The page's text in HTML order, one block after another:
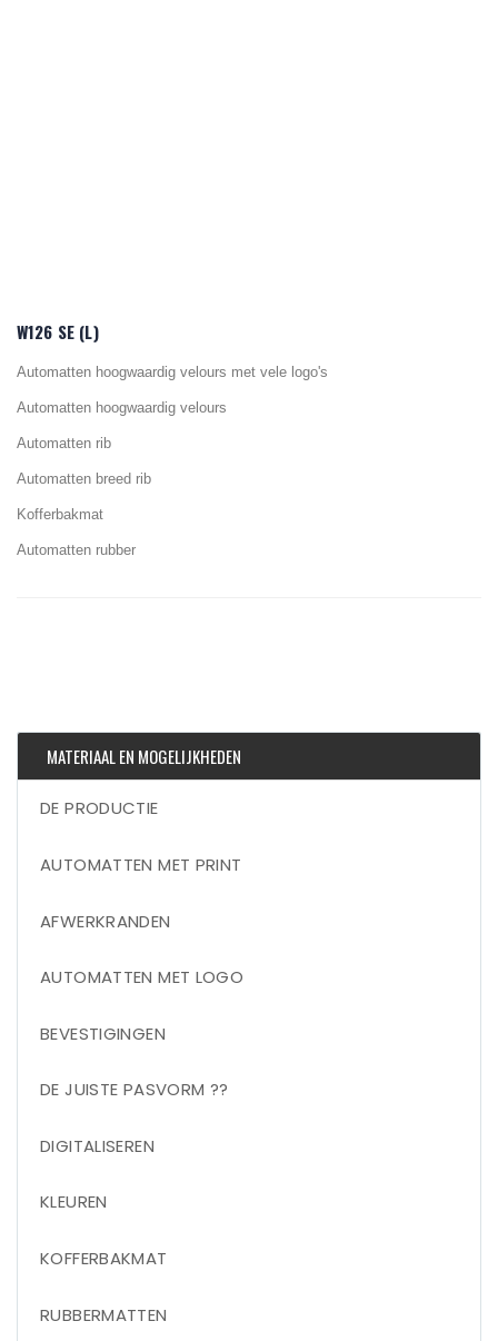
W126 SE (L)
Automatten hoogwaardig velours met vele logo's
Automatten hoogwaardig velours
Automatten rib
Automatten breed rib
Kofferbakmat
Automatten rubber
MATERIAAL EN MOGELIJKHEDEN
DE PRODUCTIE
AUTOMATTEN MET PRINT
AFWERKRANDEN
AUTOMATTEN MET LOGO
BEVESTIGINGEN
DE JUISTE PASVORM ??
DIGITALISEREN
KLEUREN
KOFFERBAKMAT
RUBBERMATTEN